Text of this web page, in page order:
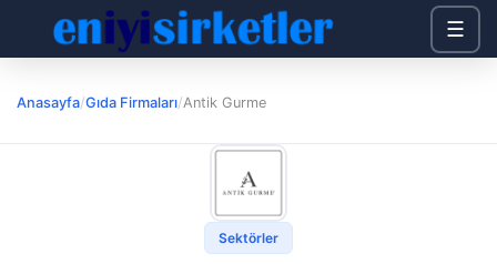
☰
Anasayfa/Gıda Firmaları/Antik Gurme
Sektörler